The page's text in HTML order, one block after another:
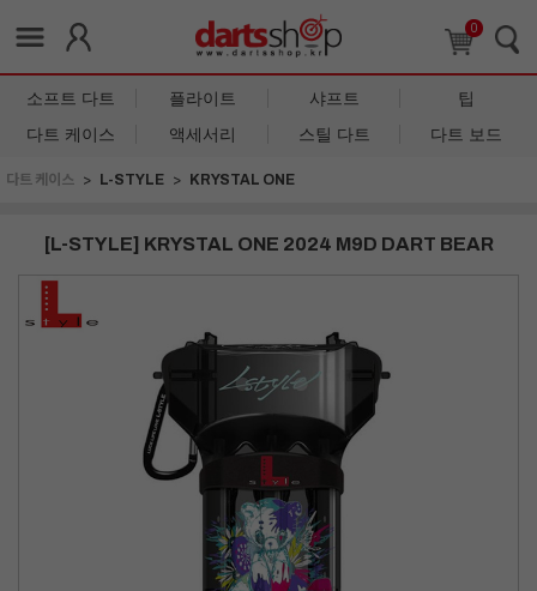
0
소프트 다트 플라이트 샤프트
팁
다트 케이스
액세서리 스틸 다트 다트 보드
다트 케이스 L-STYLE KRYSTAL ONE
[L-STYLE] KRYSTAL ONE 2024 M9D DART BEAR